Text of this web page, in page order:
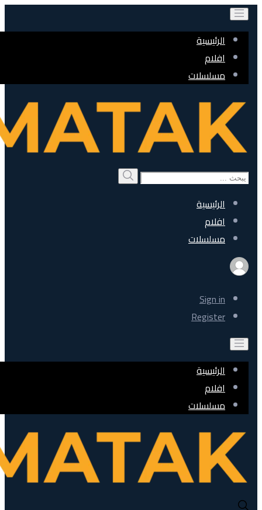
الرئيسية
افلام
مسلسلات
Search
بحث
الرئيسية
افلام
مسلسلات
Sign in
Register
الرئيسية
افلام
مسلسلات